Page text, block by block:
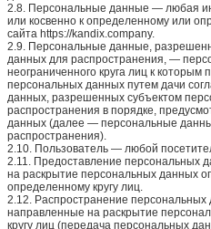
2.8. Персональные данные — любая
или косвенно к определенному или
сайта https://kandix.company.
2.9. Персональные данные,
данных для распространения, —
неограниченного круга лиц к которым
персональных данных путем дачи
данных, разрешенных субъектом
распространения в порядке,
данных (далее — персональные
распространения).
2.10. Пользователь — любой
2.11. Предоставление персональных
на раскрытие персональных данных
определенному кругу лиц.
2.12. Распространение
направленные на раскрытие
кругу лиц (передача персональных